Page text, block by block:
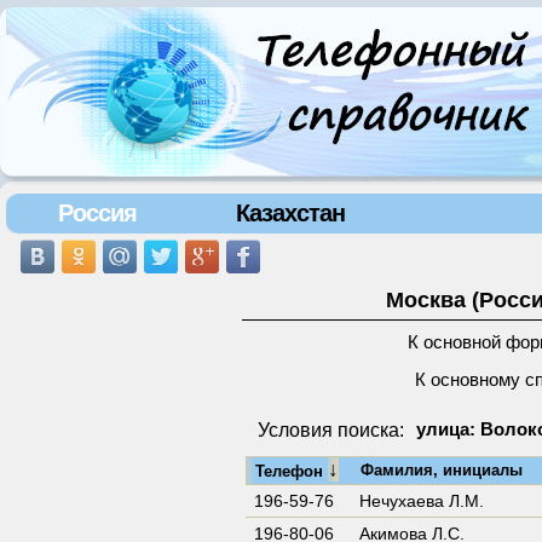
Россия Казахстан
Москва
К основной
К основному
Условия поиска: улица:
Телефон ↓ Фамилия, инициалы
196-59-76
Нечухаева Л.М.
196-80-06
Акимова Л.С.